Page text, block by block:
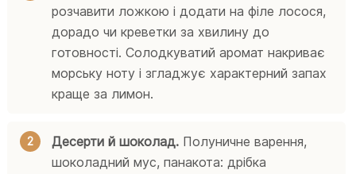
розчавити ложкою і додати на філе лосося,
дорадо чи креветки за хвилину до
готовності. Солодкуватий аромат накриває
морську ноту і згладжує характерний запах
краще за лимон.
Десерти й шоколад. Полуничне варення,
шоколадний мус, панакота: дрібка